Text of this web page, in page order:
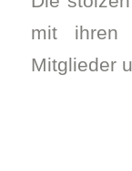
mit ihren
Mitglieder